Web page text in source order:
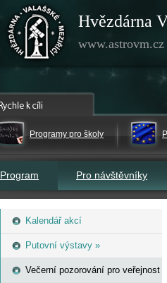
Hvězdárna
www.astrovm.cz
Programy pro školy
Program Pro návštěvníky
Kalendář akcí
Putovní výstavy »
Večerní pozorování pro veřejnost